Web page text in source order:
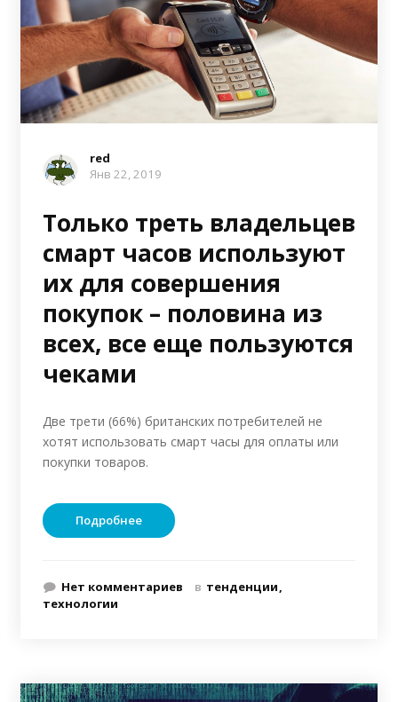
red
Янв 22, 2019
Только треть владельцев
смарт часов используют
их для совершения
покупок – половина из
всех, все еще пользуются
чеками
Две трети (66%) британских потребителей не
хотят использовать смарт часы для оплаты или
покупки товаров.
Подробнее
Нет комментариев в тенденции
технологии